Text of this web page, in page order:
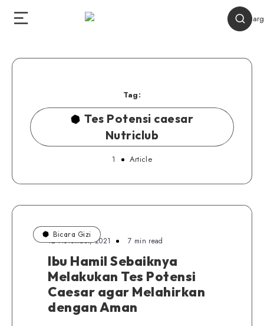
Tag:
Tes Potensi caesar
Nutriclub
1 Article
Bicara Gizi
12 November, 2021 7 min read
Ibu Hamil Sebaiknya
Melakukan Tes Potensi
Caesar agar Melahirkan
dengan Aman